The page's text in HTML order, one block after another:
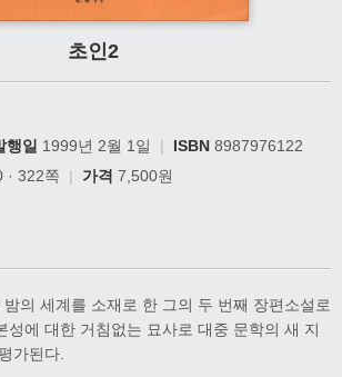
초인2
행일 1999년 2월 1일 | ISBN 8987976122
322쪽 | 가격 7,500원
의 세계를 소재로 한 그의 두 번째 장편소설로
성에 대한 거침없는 묘사로 대중 문학의 새 지
가된다.